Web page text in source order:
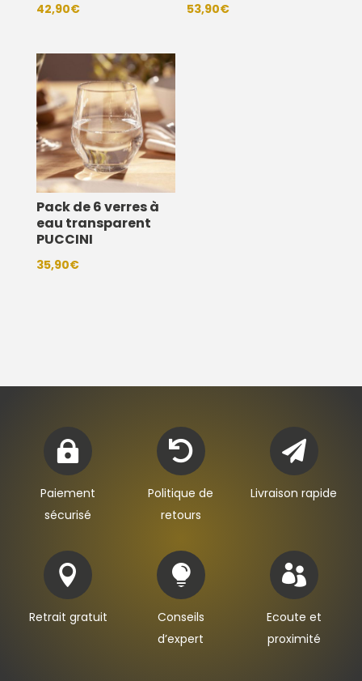
42,90€ 53,90€
Pack de 6 verres à
eau transparent
PUCCINI
35,90€

Paiement
sécurisé

Politique de
retours

Livraison rapide

Retrait gratuit

Conseils
d’expert

Ecoute et
proximité